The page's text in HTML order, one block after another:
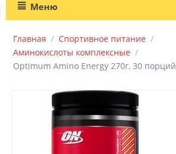
Меню
Главная / Спортивное питание /
Аминокислоты комплексные /
Optimum Amino Energy 270г, 30 порций